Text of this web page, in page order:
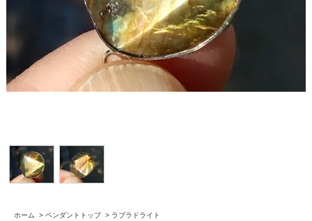
ホーム > ペンダントトップ > ラブラドライト